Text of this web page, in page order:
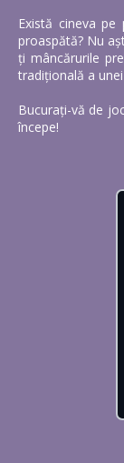
Există cineva
proaspătă? Nu
ți mâncărurile
tradițională a
Bucurați-vă de
începe!